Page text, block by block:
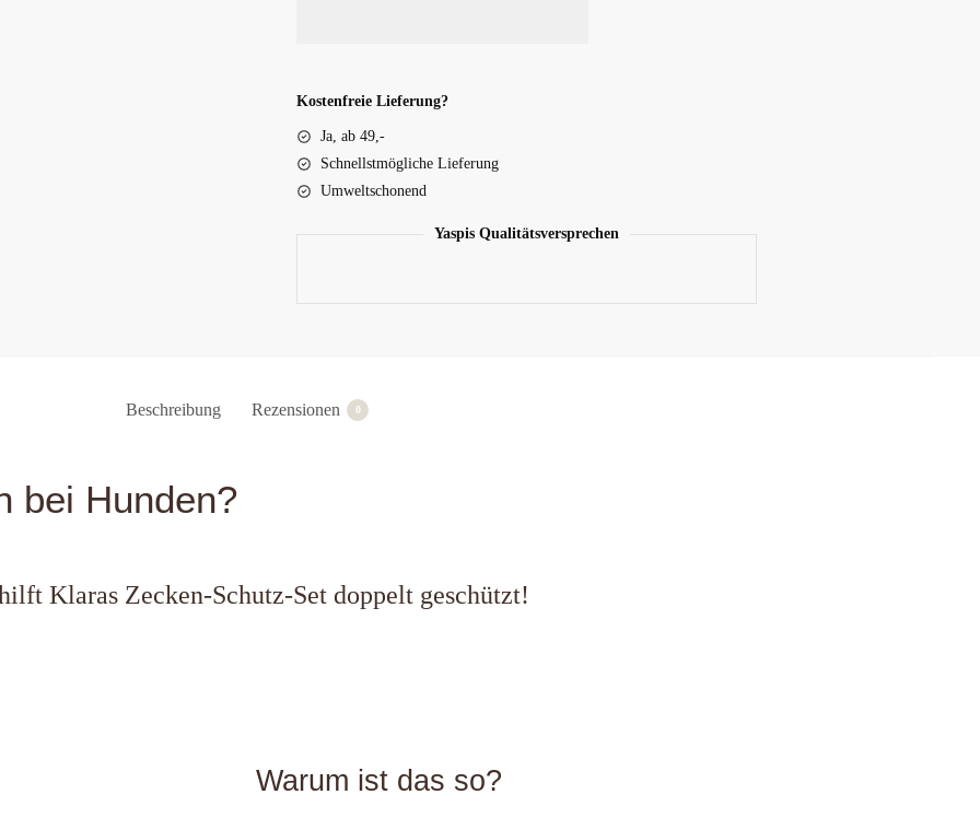
Kostenfreie Lieferung?
Ja, ab 49,-
Schnellstmögliche Lieferung
Umweltschonend
Yaspis Qualitätsversprechen
Beschreibung Rezensionen 0
bei Hunden?
Klaras Zecken-Schutz-Set doppelt geschützt!
Warum ist das so?